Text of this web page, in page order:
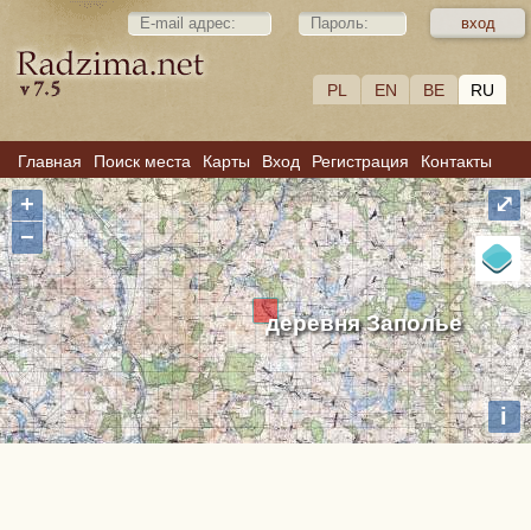
PL EN BE RU
Главная Поиск места Карты Вход Регистрация Контакты
деревня Заполье
+
−
i
⤢